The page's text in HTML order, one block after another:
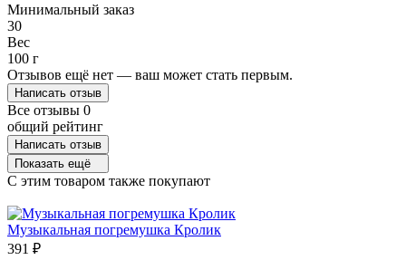
Минимальный заказ
30
Вес
100 г
Отзывов ещё нет — ваш может стать первым.
Написать отзыв
Все отзывы 0
общий рейтинг
Написать отзыв
Показать ещё
C этим товаром также покупают
Музыкальная погремушка Кролик
391 ₽